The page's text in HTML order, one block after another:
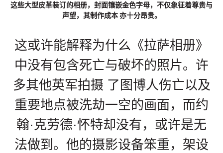
这些大型皮革装订的相册，封面镶嵌金色字母，不仅象征着尊贵与
声望，其制作成本 亦十分昂贵。
这或许能解释为什么《拉萨相册》
中没有包含死亡与破坏的照片。许
多其他英军拍摄 了图博人伤亡以及
重要地点被洗劫一空的画面，而约
翰·克劳德·怀特却没有，或许是无
法做到。他的摄影设备笨重，架设